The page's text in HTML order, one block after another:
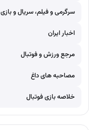
سرگرمی و فیلم، سریال و بازی
اخبار ایران
مرجع ورزش و فوتبال
مصاحبه های داغ
خلاصه بازی فوتبال